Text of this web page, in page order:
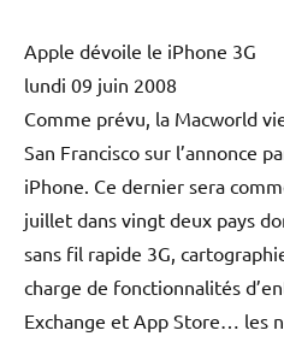
Apple dévoile le iPhone 3G
lundi 09 juin 2008
Comme prévu, la Macworld
San Francisco sur l’annonce
iPhone. Ce dernier sera
juillet dans vingt deux pays
sans fil rapide 3G,
charge de fonctionnalités
Exchange et App Store… les